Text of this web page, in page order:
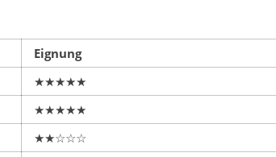
Eignung
★★★★★
★★★★★
★★☆☆☆